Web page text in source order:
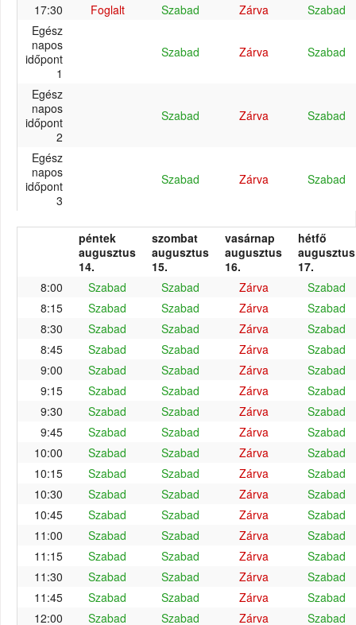
17:30
Foglalt Szabad Zárva
Szabad
Egész
napos
időpont
1
Szabad Zárva Szabad
Egész
napos
időpont
2
Szabad Zárva Szabad
Egész
napos
időpont
3
Szabad Zárva Szabad
péntek
augusztus
14.
szombat
augusztus
15.
vasárnap
augusztus
16.
hétfő
augusztus
17.
8:00
Szabad Szabad Zárva
Szabad
8:15
Szabad Szabad Zárva
Szabad
8:30
Szabad Szabad Zárva
Szabad
8:45
Szabad Szabad Zárva
Szabad
9:00
Szabad Szabad Zárva
Szabad
9:15
Szabad Szabad Zárva
Szabad
9:30
Szabad Szabad Zárva
Szabad
9:45
Szabad Szabad Zárva
Szabad
10:00
Szabad Szabad Zárva
Szabad
10:15
Szabad Szabad Zárva
Szabad
10:30
Szabad Szabad Zárva
Szabad
10:45
Szabad Szabad Zárva
Szabad
11:00
Szabad Szabad Zárva
Szabad
11:15
Szabad Szabad Zárva
Szabad
11:30
Szabad Szabad Zárva
Szabad
11:45
Szabad Szabad Zárva
Szabad
12:00
Szabad Szabad Zárva Szabad